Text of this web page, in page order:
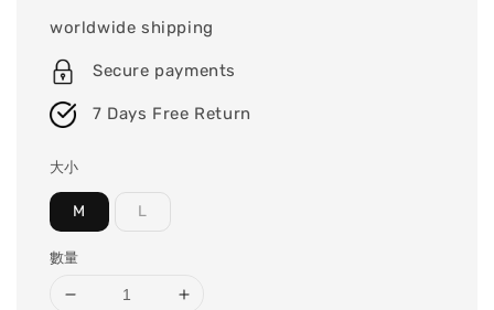
worldwide shipping
Secure payments
7 Days Free Return
大小
M L
數量